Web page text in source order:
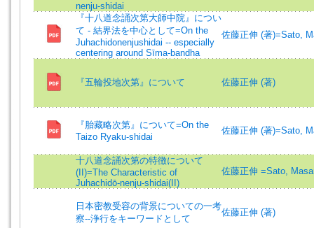
nenju-shidai
『十八道念誦次第大師中院』につい
て - 結界法を中心として=On the
Juhachidonenjushidai -- especially
centering around Sīma-bandha
佐藤正伸 (著)=Sato,
『五輪投地次第』について 佐藤正伸 (著)
『胎藏略次第』について=On the
Taizo Ryaku-shidai
佐藤正伸 (著)=Sato,
十八道念誦次第の特徴について
(II)=The Characteristic of
Juhachidō-nenju-shidai(II)
佐藤正伸 =Sato,
日本密教受容の背景についての一考
察--浄行をキーワードとして
佐藤正伸 (著)